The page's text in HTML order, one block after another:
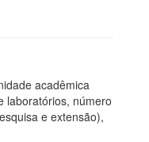
acadêmica
laboratórios, número
e extensão),